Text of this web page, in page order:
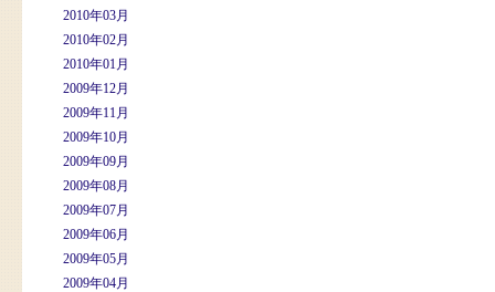
2010年03月
2010年02月
2010年01月
2009年12月
2009年11月
2009年10月
2009年09月
2009年08月
2009年07月
2009年06月
2009年05月
2009年04月